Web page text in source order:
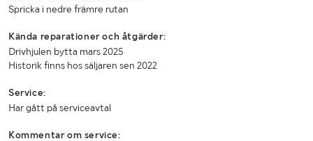
Spricka i nedre främre rutan
Kända reparationer och åtgärder:
Drivhjulen bytta mars 2025
Historik finns hos säljaren sen 2022
Service:
Har gått på serviceavtal
Kommentar om service: